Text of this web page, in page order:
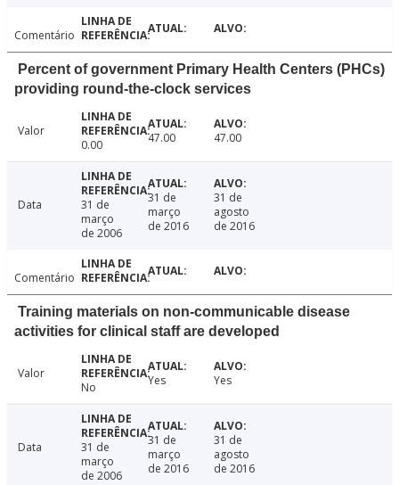
Comentário
Percent of government Primary Health Centers (PHCs)
providing round-the-clock services
Valor
0.00
47.00 47.00
Data
31 de
março
de 2006
31 de
março
de 2016
31 de
agosto
de 2016
Comentário
Training materials on non-communicable disease
activities for clinical staff are developed
Valor
No
Yes Yes
Data
31 de
março
de 2006
31 de
março
de 2016
31 de
agosto
de 2016